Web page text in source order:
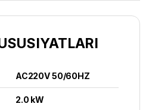
AC220V 50/60HZ
2.0 kW